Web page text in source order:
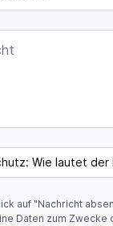
auf "Nachricht
Daten zum